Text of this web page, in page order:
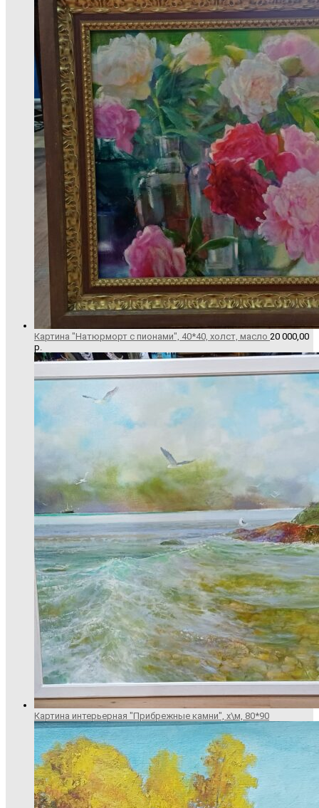
Картина "Натюрморт с пионами", 40*40, холст, масло 20 000,00
р.
Картина интерьерная "Прибрежные камни", х\м, 80*90